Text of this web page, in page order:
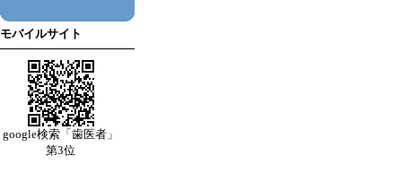
モバイルサイト
google検索「歯医者」
第3位